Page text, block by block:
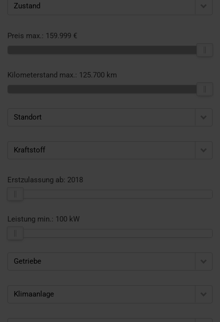
Zustand
Preis max.: 159.999 €
Kilometerstand max.: 125.700 km
Standort
Kraftstoff
Erstzulassung ab: 2018
Leistung min.: 100 kW
Getriebe
Klimaanlage